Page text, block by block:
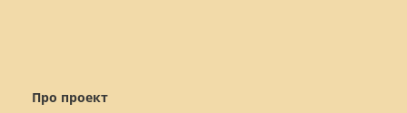
Про проект